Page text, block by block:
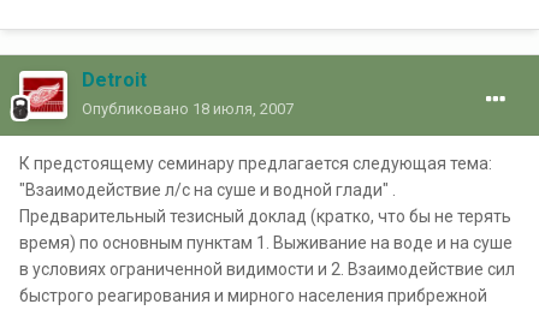
Detroit
Опубликовано 18 июля, 2007
К предстоящему семинару предлагается следующая тема:
"Взаимодействие л/c на суше и водной глади" .
Предварительный тезисный доклад (кратко, что бы не терять
время) по основным пунктам 1. Выживание на воде и на суше
в условиях ограниченной видимости и 2. Взаимодействие сил
быстрого реагирования и мирного населения прибрежной